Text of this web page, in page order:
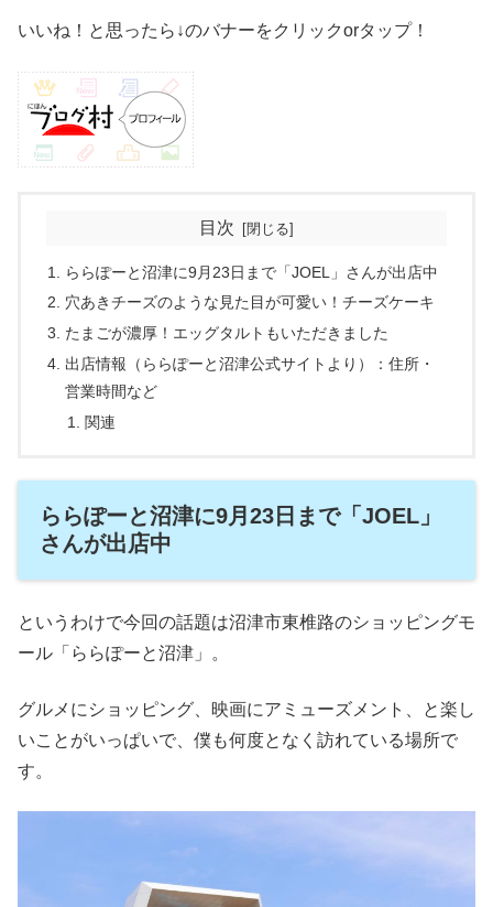
いいね！と思ったら↓のバナーをクリックorタップ！
目次
ららぽーと沼津に9月23日まで「JOEL」さんが出店中
穴あきチーズのような見た目が可愛い！チーズケーキ
たまごが濃厚！エッグタルトもいただきました
出店情報（ららぽーと沼津公式サイトより）：住所・
営業時間など
関連
ららぽーと沼津に9月23日まで「JOEL」
さんが出店中
というわけで今回の話題は沼津市東椎路のショッピングモ
ール「ららぽーと沼津」。
グルメにショッピング、映画にアミューズメント、と楽し
いことがいっぱいで、僕も何度となく訪れている場所で
す。